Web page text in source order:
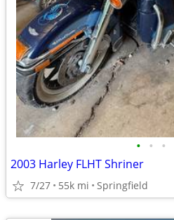
• • •
2003 Harley FLHT Shriner
7/27 55k mi Springfield